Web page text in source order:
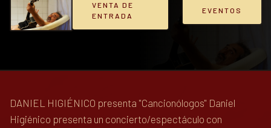
VENTA DE
ENTRADA
EVENTOS
DANIEL HIGIÉNICO presenta "Cancionólogos" Daniel
Higiénico presenta un concierto/espectáculo con
CONTACTO